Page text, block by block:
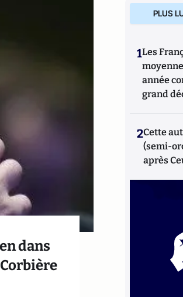
dans
PLUS
1Les
année
grand
2Cette
(semi-
après